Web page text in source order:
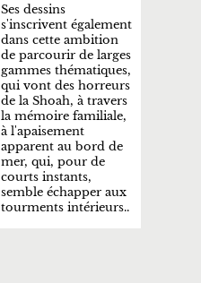
Ses dessins
s'inscrivent également
dans cette ambition
de parcourir de larges
gammes thématiques,
qui vont des horreurs
de la Shoah, à travers
la mémoire familiale,
à l'apaisement
apparent au bord de
mer, qui, pour de
courts instants,
semble échapper aux
tourments intérieurs..